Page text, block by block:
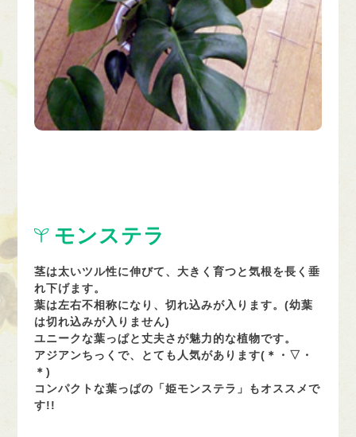
モンステラ
茎は太いツル性に伸びて、大きく育つと気根を長く垂
れ下げます。
葉は左右不相称になり、切れ込みが入ります。(幼葉
は切れ込みが入りません)
ユニークな葉っぱと丈夫さが魅力的な植物です。
アジアンちっくで、とても人気があります(＊・▽・
＊)
コンパクトな葉っぱの「姫モンステラ」もオススメで
す!!